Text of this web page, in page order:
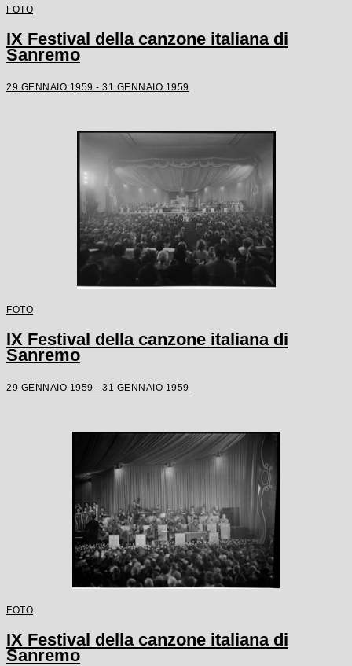
FOTO
IX Festival della canzone italiana di
Sanremo
29 GENNAIO 1959 - 31 GENNAIO 1959
FOTO
IX Festival della canzone italiana di
Sanremo
29 GENNAIO 1959 - 31 GENNAIO 1959
FOTO
IX Festival della canzone italiana di
Sanremo